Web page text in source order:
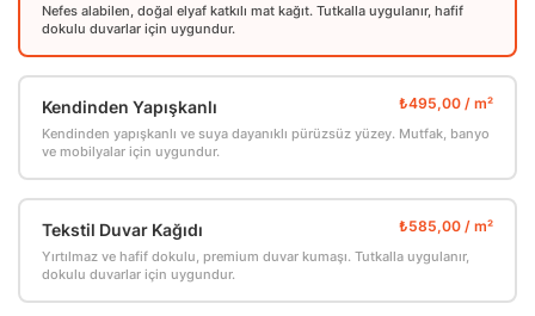
Nefes alabilen, doğal elyaf katkılı mat kağıt. Tutkalla uygulanır, hafif
dokulu duvarlar için uygundur.
Kendinden Yapışkanlı
Kendinden yapışkanlı ve suya dayanıklı pürüzsüz yüzey. Mutfak, banyo
ve mobilyalar için uygundur.
Tekstil Duvar Kağıdı
Yırtılmaz ve hafif dokulu, premium duvar kumaşı. Tutkalla uygulanır,
dokulu duvarlar için uygundur.